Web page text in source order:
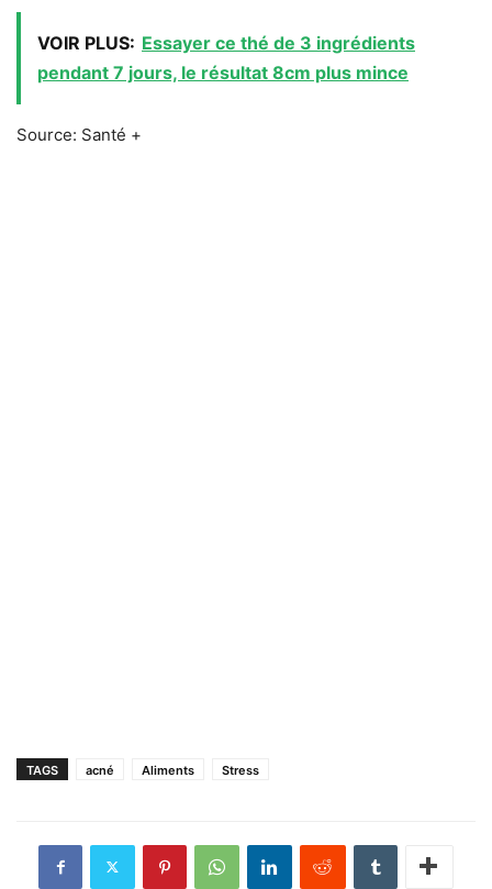
VOIR PLUS: Essayer ce thé de 3 ingrédients
pendant 7 jours, le résultat 8cm plus mince
Source: Santé +
TAGS acné Aliments Stress